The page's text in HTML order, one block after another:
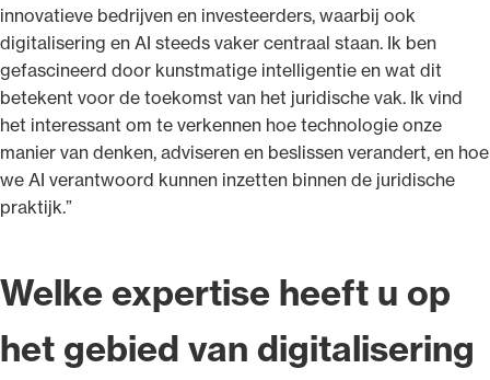
innovatieve bedrijven en investeerders, waarbij ook
digitalisering en AI steeds vaker centraal staan. Ik ben
gefascineerd door kunstmatige intelligentie en wat dit
betekent voor de toekomst van het juridische vak. Ik vind
het interessant om te verkennen hoe technologie onze
manier van denken, adviseren en beslissen verandert, en hoe
we AI verantwoord kunnen inzetten binnen de juridische
praktijk.”
Welke expertise heeft u op
het gebied van digitalisering